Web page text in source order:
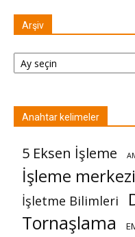
Arşiv
Arşiv
Anahtar kelimeler
5 Eksen İşleme
İşleme merkezi
İşletme Bilimleri
Tornaşlama